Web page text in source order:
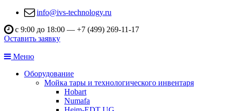
info@ivs-technology.ru
с 9:00 до 18:00 — +7 (499) 269-11-17
Оставить заявку
Меню
Оборудование
Мойка тары и технологического инвентаря
Hobart
Numafa